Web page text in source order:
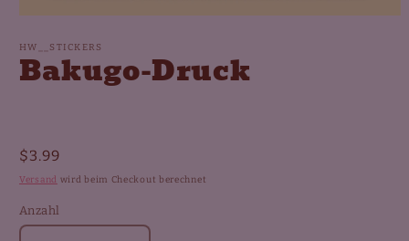
in
Modal
öffnen
HW__STICKERS
Bakugo-Druck
Normaler
Preis
$3.99
Versand wird beim Checkout berechnet
Anzahl